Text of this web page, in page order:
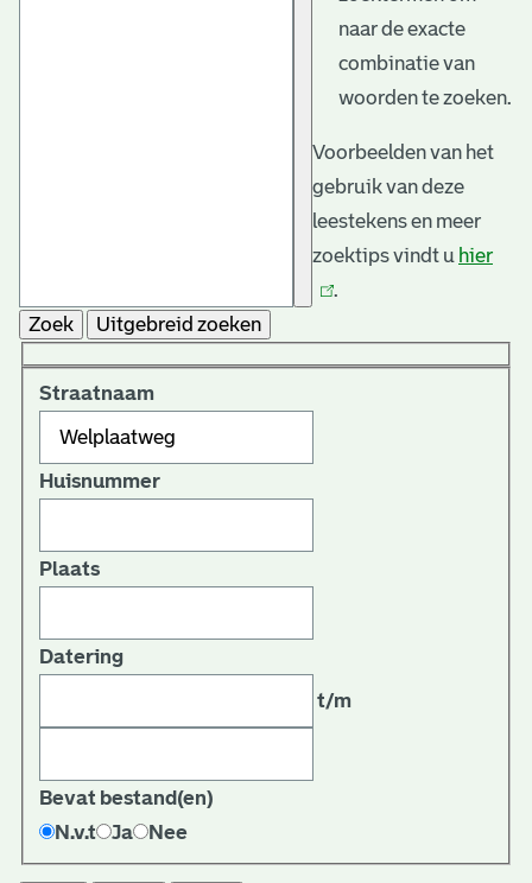
naar de exacte
combinatie van
woorden te zoeken.
Voorbeelden van het
gebruik van deze
leestekens en meer
zoektips vindt u hier
.
Zoek
Uitgebreid zoeken
Straatnaam
Huisnummer
Plaats
Datering
t/m
Bevat bestand(en)
N.v.t
Ja Nee